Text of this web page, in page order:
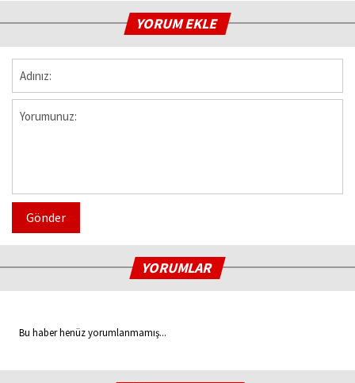
YORUM EKLE
Gönder
YORUMLAR
Bu haber henüz yorumlanmamış...